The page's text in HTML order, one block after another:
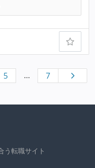
5 … 7
う転職サイト